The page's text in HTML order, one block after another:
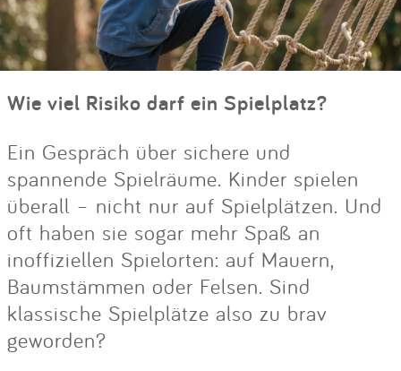
Wie viel Risiko darf ein Spielplatz?
Ein Gespräch über sichere und
spannende Spielräume. Kinder spielen
überall – nicht nur auf Spielplätzen. Und
oft haben sie sogar mehr Spaß an
inoffiziellen Spielorten: auf Mauern,
Baumstämmen oder Felsen. Sind
klassische Spielplätze also zu brav
geworden?